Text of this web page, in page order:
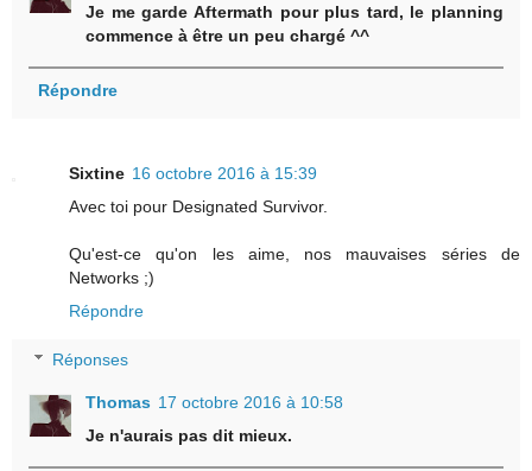
Je me garde Aftermath pour plus tard, le planning
commence à être un peu chargé ^^
Répondre
Sixtine 16 octobre 2016 à 15:39
Avec toi pour Designated Survivor.
Qu'est-ce qu'on les aime, nos mauvaises séries de
Networks ;)
Répondre
Réponses
Thomas 17 octobre 2016 à 10:58
Je n'aurais pas dit mieux.